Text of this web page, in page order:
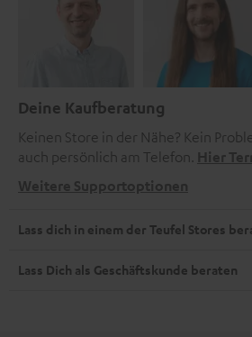
Deine Kaufberatung
Keinen Store in der Nähe? Kein
auch persönlich am Telefon. Hier
Weitere Supportoptionen
Lass dich in einem der Teufel Stores
Lass Dich als Geschäftskunde beraten